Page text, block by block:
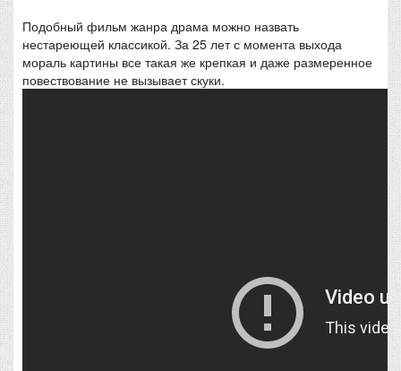
Подобный фильм жанра драма можно назвать
нестареющей классикой. За 25 лет с момента выхода
мораль картины все такая же крепкая и даже размеренное
повествование не вызывает скуки.